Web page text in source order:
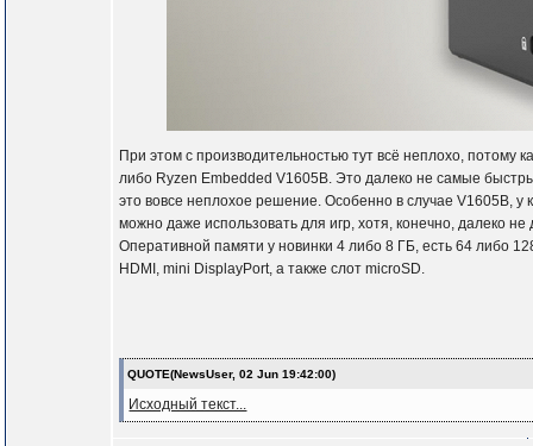
При этом с производительностью тут всё неплохо,
либо Ryzen Embedded V1605B. Это далеко не самые
это вовсе неплохое решение. Особенно в случае V1605B,
можно даже использовать для игр, хотя, конечно, далеко не
Оперативной памяти у новинки 4 либо 8 ГБ, есть 64 либо
HDMI, mini DisplayPort, а также слот microSD.
QUOTE(NewsUser, 02 Jun 19:42:00)
Исходный текст...